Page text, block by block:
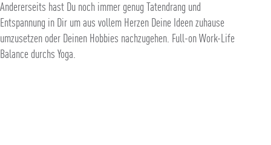
Andererseits hast Du noch immer genug Tatendrang und
Entspannung in Dir um aus vollem Herzen Deine Ideen zuhause
umzusetzen oder Deinen Hobbies nachzugehen. Full-on Work-Life
Balance durchs Yoga.